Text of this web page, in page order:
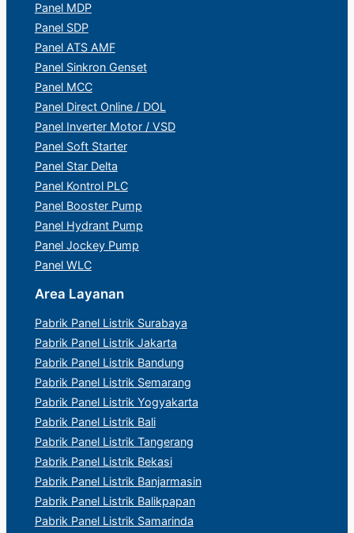
Panel MDP
Panel SDP
Panel ATS AMF
Panel Sinkron Genset
Panel MCC
Panel Direct Online / DOL
Panel Inverter Motor / VSD
Panel Soft Starter
Panel Star Delta
Panel Kontrol PLC
Panel Booster Pump
Panel Hydrant Pump
Panel Jockey Pump
Panel WLC
Area Layanan
Pabrik Panel Listrik Surabaya
Pabrik Panel Listrik Jakarta
Pabrik Panel Listrik Bandung
Pabrik Panel Listrik Semarang
Pabrik Panel Listrik Yogyakarta
Pabrik Panel Listrik Bali
Pabrik Panel Listrik Tangerang
Pabrik Panel Listrik Bekasi
Pabrik Panel Listrik Banjarmasin
Pabrik Panel Listrik Balikpapan
Pabrik Panel Listrik Samarinda